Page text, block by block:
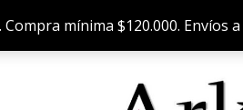
Compra mínima $120.000. Envíos